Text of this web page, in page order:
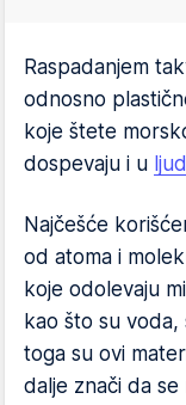
Raspadanjem
odnosno
koje štete
dospevaju i u
Najčešće
od atoma i
koje odolevaju
kao što su
toga su ovi
dalje znači da